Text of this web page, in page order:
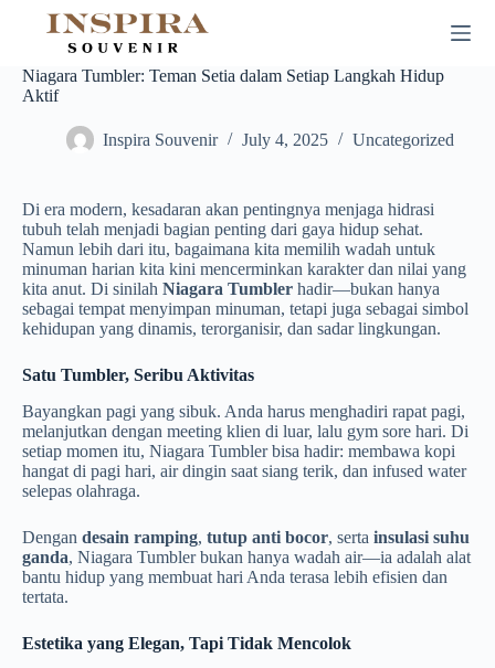
Niagara Tumbler: Teman Setia dalam Setiap Langkah Hidup
Aktif
Inspira Souvenir July 4, 2025 Uncategorized
Di era modern, kesadaran akan pentingnya menjaga hidrasi
tubuh telah menjadi bagian penting dari gaya hidup sehat.
Namun lebih dari itu, bagaimana kita memilih wadah untuk
minuman harian kita kini mencerminkan karakter dan nilai yang
kita anut. Di sinilah Niagara Tumbler hadir—bukan hanya
sebagai tempat menyimpan minuman, tetapi juga sebagai simbol
kehidupan yang dinamis, terorganisir, dan sadar lingkungan.
Satu Tumbler, Seribu Aktivitas
Bayangkan pagi yang sibuk. Anda harus menghadiri rapat pagi,
melanjutkan dengan meeting klien di luar, lalu gym sore hari. Di
setiap momen itu, Niagara Tumbler bisa hadir: membawa kopi
hangat di pagi hari, air dingin saat siang terik, dan infused water
selepas olahraga.
Dengan desain ramping, tutup anti bocor, serta insulasi suhu
ganda, Niagara Tumbler bukan hanya wadah air—ia adalah alat
bantu hidup yang membuat hari Anda terasa lebih efisien dan
tertata.
Estetika yang Elegan, Tapi Tidak Mencolok